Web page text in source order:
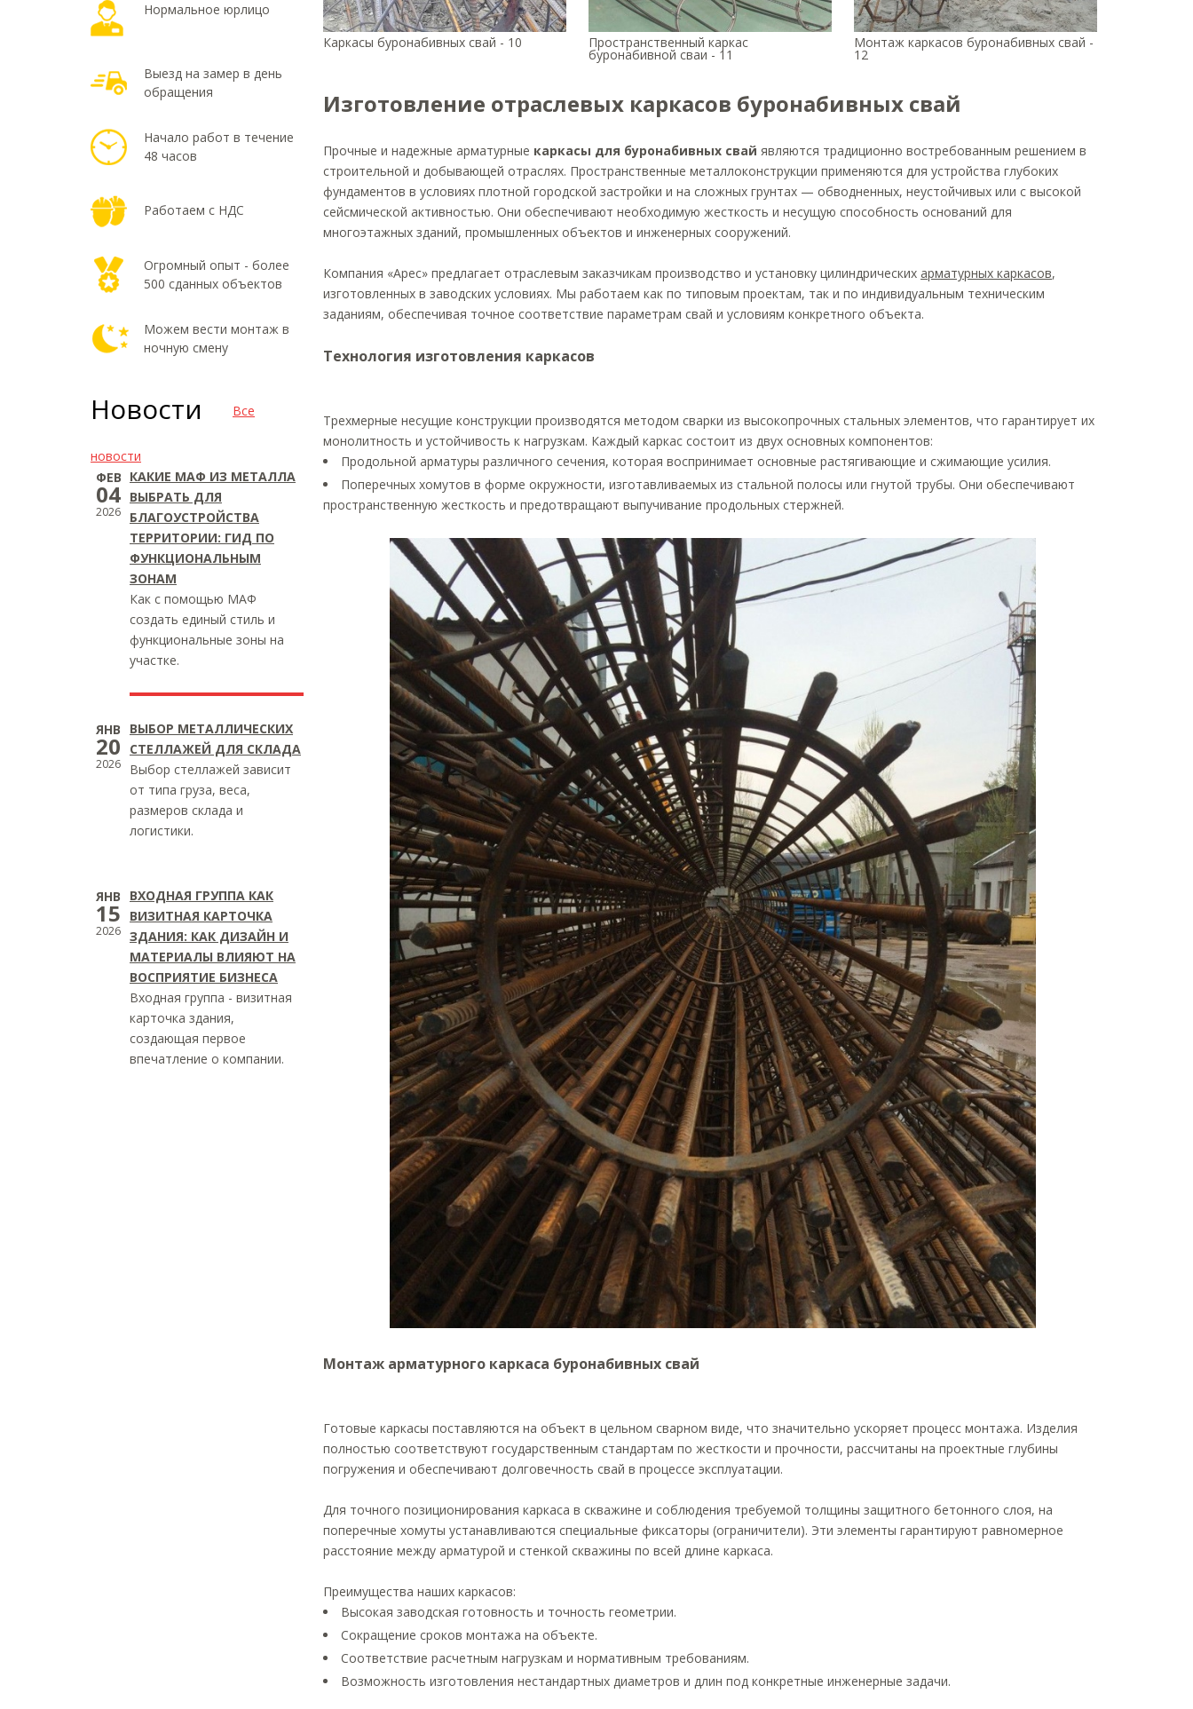
Каркасы буронабивных свай - 10 Пространственный каркас
буронабивной сваи - 11
Монтаж каркасов буронабивных свай -
12
Изготовление отраслевых каркасов буронабивных свай
Прочные и надежные арматурные каркасы для буронабивных свай являются традиционно востребованным решением в
строительной и добывающей отраслях. Пространственные металлоконструкции применяются для устройства глубоких
фундаментов в условиях плотной городской застройки и на сложных грунтах — обводненных, неустойчивых или с высокой
сейсмической активностью. Они обеспечивают необходимую жесткость и несущую способность оснований для
многоэтажных зданий, промышленных объектов и инженерных сооружений.
Компания «Арес» предлагает отраслевым заказчикам производство и установку цилиндрических арматурных каркасов,
изготовленных в заводских условиях. Мы работаем как по типовым проектам, так и по индивидуальным техническим
заданиям, обеспечивая точное соответствие параметрам свай и условиям конкретного объекта.
Технология изготовления каркасов
Трехмерные несущие конструкции производятся методом сварки из высокопрочных стальных элементов, что гарантирует их
монолитность и устойчивость к нагрузкам. Каждый каркас состоит из двух основных компонентов:
Продольной арматуры различного сечения, которая воспринимает основные растягивающие и сжимающие усилия.
Поперечных хомутов в форме окружности, изготавливаемых из стальной полосы или гнутой трубы. Они обеспечивают
пространственную жесткость и предотвращают выпучивание продольных стержней.
Монтаж арматурного каркаса буронабивных свай
Готовые каркасы поставляются на объект в цельном сварном виде, что значительно ускоряет процесс монтажа. Изделия
полностью соответствуют государственным стандартам по жесткости и прочности, рассчитаны на проектные глубины
погружения и обеспечивают долговечность свай в процессе эксплуатации.
Для точного позиционирования каркаса в скважине и соблюдения требуемой толщины защитного бетонного слоя, на
поперечные хомуты устанавливаются специальные фиксаторы (ограничители). Эти элементы гарантируют равномерное
расстояние между арматурой и стенкой скважины по всей длине каркаса.
Преимущества наших каркасов:
Высокая заводская готовность и точность геометрии.
Сокращение сроков монтажа на объекте.
Соответствие расчетным нагрузкам и нормативным требованиям.
Возможность изготовления нестандартных диаметров и длин под конкретные инженерные задачи.
Нормальное юрлицо
Выезд на замер в день
обращения
Начало работ в течение
48 часов
Работаем с НДС
Огромный опыт - более
500 сданных объектов
Можем вести монтаж в
ночную смену
Новости Все
новости
ФЕВ
04
2026
КАКИЕ МАФ ИЗ МЕТАЛЛА
ВЫБРАТЬ ДЛЯ
БЛАГОУСТРОЙСТВА
ТЕРРИТОРИИ: ГИД ПО
ФУНКЦИОНАЛЬНЫМ
ЗОНАМ
Как с помощью МАФ
создать единый стиль и
функциональные зоны на
участке.
ЯНВ
20
2026
ВЫБОР МЕТАЛЛИЧЕСКИХ
СТЕЛЛАЖЕЙ ДЛЯ СКЛАДА
Выбор стеллажей зависит
от типа груза, веса,
размеров склада и
логистики.
ЯНВ
15
2026
ВХОДНАЯ ГРУППА КАК
ВИЗИТНАЯ КАРТОЧКА
ЗДАНИЯ: КАК ДИЗАЙН И
МАТЕРИАЛЫ ВЛИЯЮТ НА
ВОСПРИЯТИЕ БИЗНЕСА
Входная группа - визитная
карточка здания,
создающая первое
впечатление о компании.